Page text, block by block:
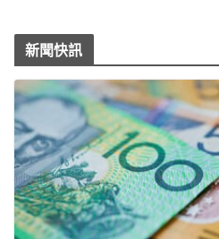
新聞快訊